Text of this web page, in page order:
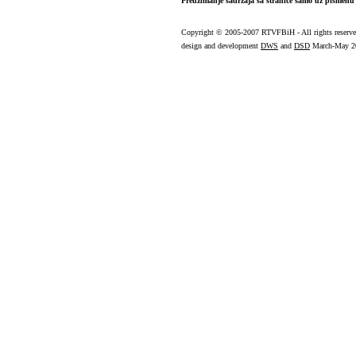
Copyright © 2005-2007 RTVFBiH - All rights
design and development DWS and DSD March-May